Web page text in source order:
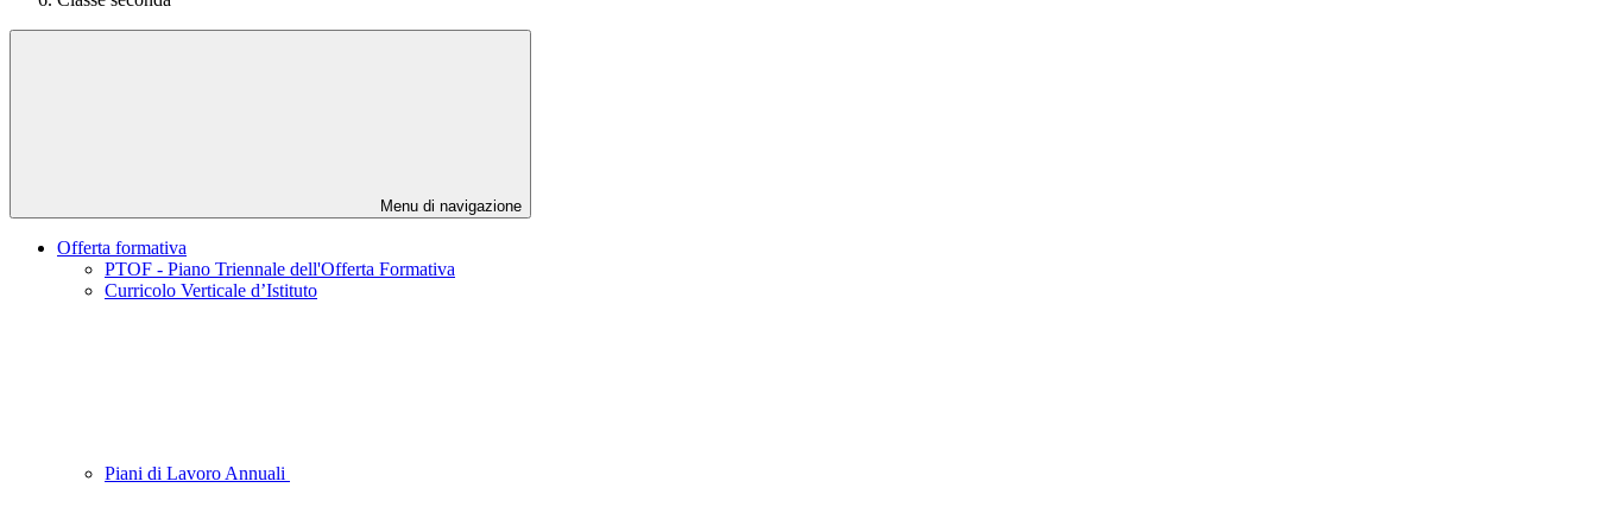
Menu di navigazione
Offerta formativa
PTOF - Piano Triennale dell'Offerta Formativa
Curricolo Verticale d’Istituto
Piani di Lavoro Annuali